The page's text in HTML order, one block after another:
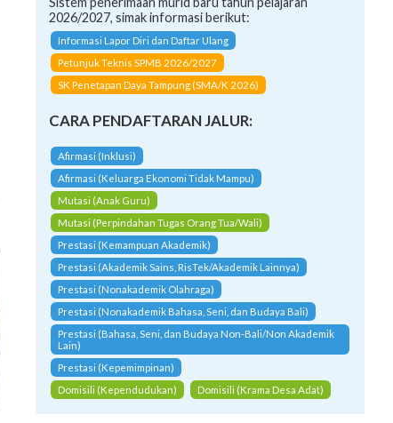
Sistem penerimaan murid baru tahun pelajaran
2026/2027, simak informasi berikut:
Informasi Lapor Diri dan Daftar Ulang
Petunjuk Teknis SPMB 2026/2027
SK Penetapan Daya Tampung (SMA/K 2026)
CARA PENDAFTARAN JALUR:
Afirmasi (Inklusi)
Afirmasi (Keluarga Ekonomi Tidak Mampu)
Mutasi (Anak Guru)
Mutasi (Perpindahan Tugas Orang Tua/Wali)
Prestasi (Kemampuan Akademik)
Prestasi (Akademik Sains, RisTek/Akademik Lainnya)
Prestasi (Nonakademik Olahraga)
Prestasi (Nonakademik Bahasa, Seni, dan Budaya Bali)
Prestasi (Bahasa, Seni, dan Budaya Non-Bali/Non Akademik
Lain)
Prestasi (Kepemimpinan)
Domisili (Kependudukan)
Domisili (Krama Desa Adat)